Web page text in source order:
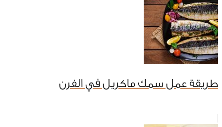
طريقة عمل سمك ماكريل في الفرن